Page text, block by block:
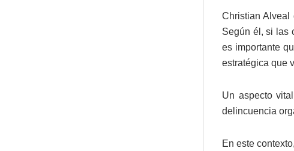
Christian Alveal
Según él, si las
es importante
estratégica que
Un aspecto
delincuencia
En este